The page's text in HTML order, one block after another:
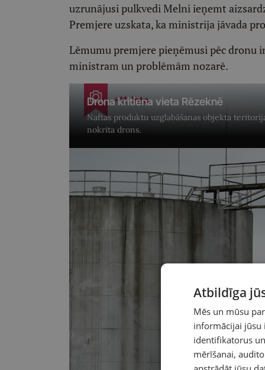
uzrunājusi pulkvedi Melni ieņemt
Premjere uzskata, ka ministrija jāvada
Lēmumu premjere pieņēmusi pēc dronu
ministram un problēmām nozarē.
+11 foto
Drona kritiena vieta Rēzeknē
Naftas produktu uzglabāšanas objekta
nokrita drons.
Atbildīga
Mēs un mūsu
informācijai jūsu
identifikatorus
mērīšanai,